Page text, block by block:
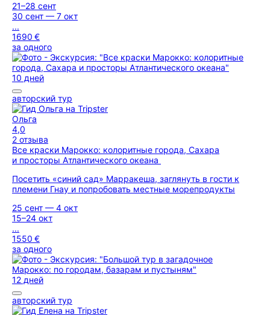
21–28 сент
30 сент — 7 окт
...
1690 €
за одного
10 дней
авторский тур
Ольга
4,0
2 отзыва
Все краски Марокко: колоритные города, Сахара
и просторы Атлантического океана
Посетить «синий сад» Марракеша, заглянуть в гости к
племени Гнау и попробовать местные морепродукты
25 сент — 4 окт
15–24 окт
...
1550 €
за одного
12 дней
авторский тур